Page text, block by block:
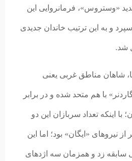
«وستروس»، فرمانروایی این
و به این ترتیب خاندان جدیدی
شد.
شاهان مناطق غربی یعنی
با هم متحد شده و در برابر
با اینکه تعداد سربازان این دو
نیروهای «ایگان» بود؛ اما این
سابقه زد و همزمان سه اژدهای